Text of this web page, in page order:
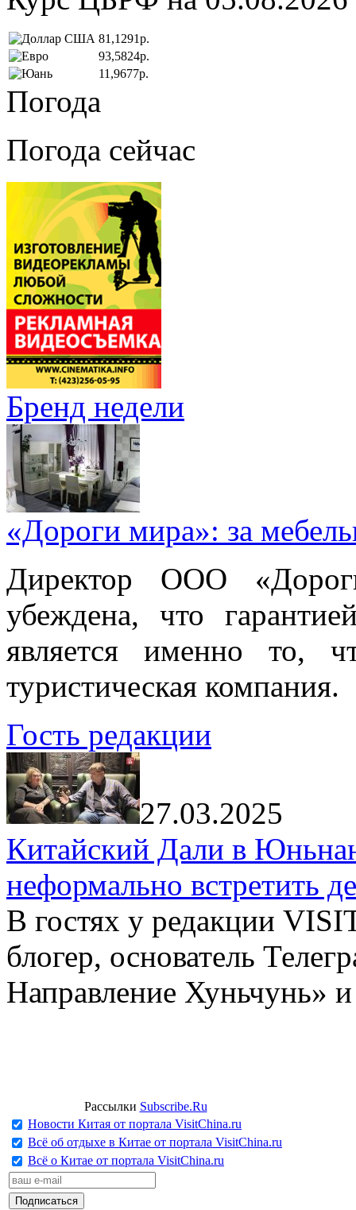
81,1291р.
93,5824р.
11,9677р.
Погода
Погода сейчас
Бренд недели
«Дороги мира»: за
Директор ООО
убеждена, что
является именно то,
туристическая компания.
Гость редакции
27.03.2025
Китайский Дали в
неформально встретить
В гостях у редакции
блогер, основатель
Направление Хуньчунь»
Рассылки Subscribe.Ru
Новости Китая от портала VisitChina.ru
Всё об отдыхе в Китае от портала VisitChina.ru
Всё о Китае от портала VisitChina.ru